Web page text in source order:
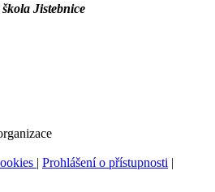
Jistebnice
| Prohlášení o přístupnosti |